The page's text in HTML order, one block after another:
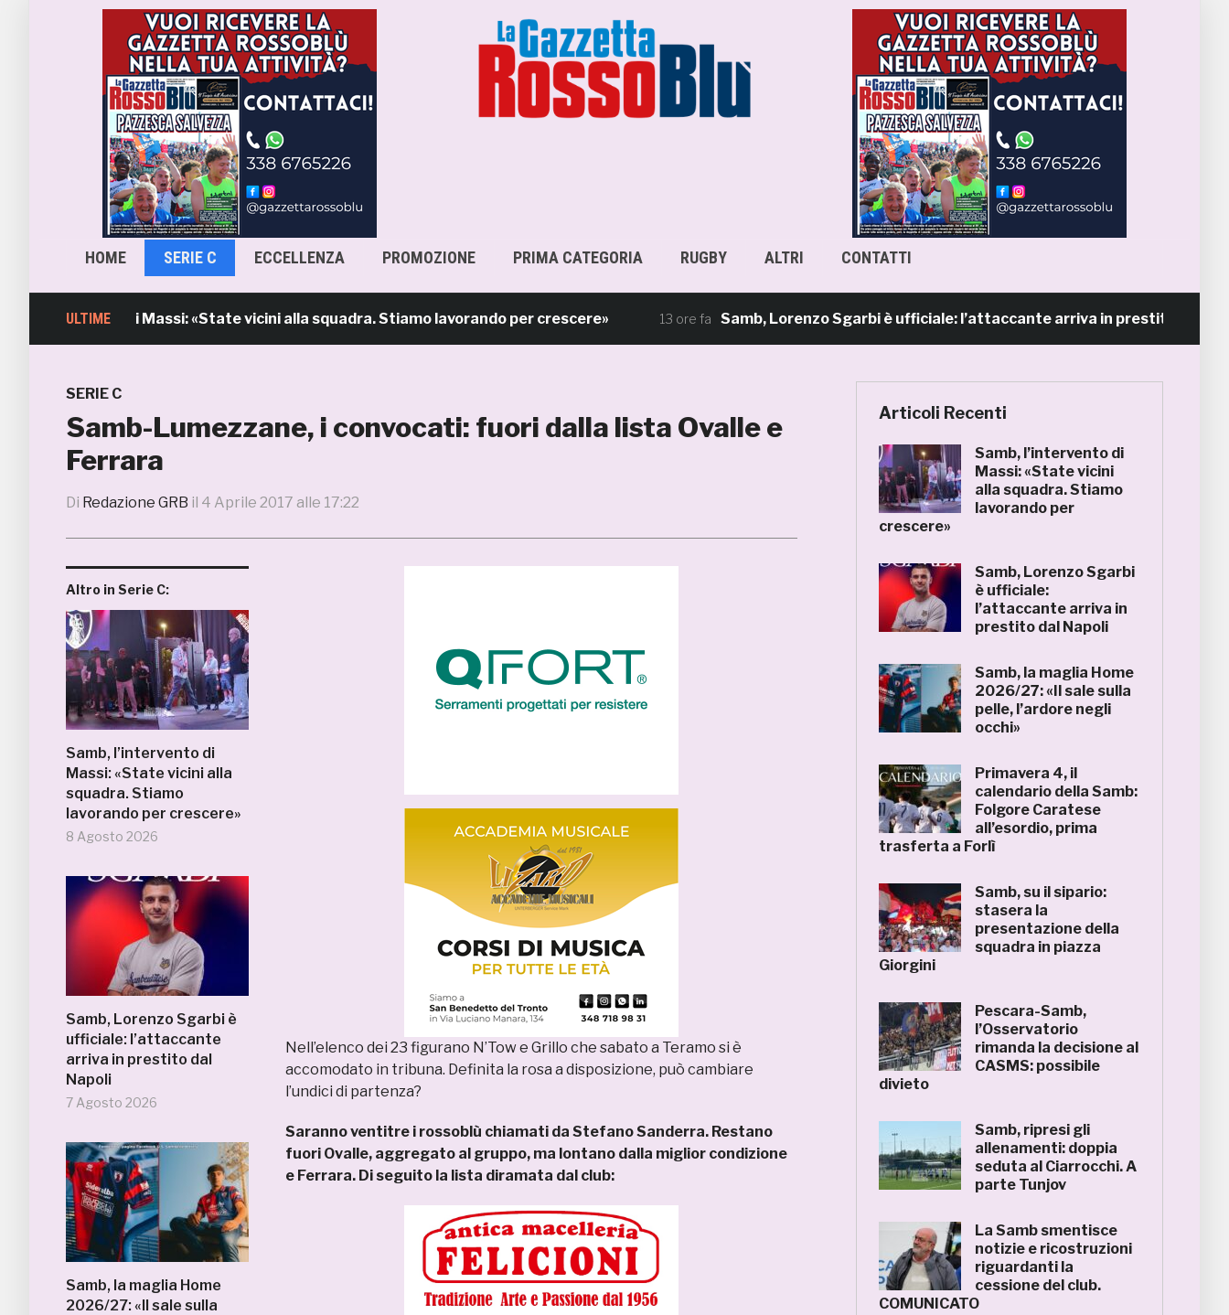
HOME SERIE C ECCELLENZA PROMOZIONE PRIMA CATEGORIA RUGBY ALTRI CONTATTI
ULTIMEdi Massi: «State vicini alla squadra. Stiamo lavorando per crescere» 13 ore fa Samb, Lorenzo Sgarbi è ufficiale: l’attaccante arriva in prestito dal Napoli
SERIE C
Samb-Lumezzane, i convocati: fuori dalla lista Ovalle e
Ferrara
Di Redazione GRB il 4 Aprile 2017 alle 17:22
Altro in Serie C:
Samb, l’intervento di
Massi: «State vicini alla
squadra. Stiamo
lavorando per crescere»
8 Agosto 2026
Samb, Lorenzo Sgarbi è
ufficiale: l’attaccante
arriva in prestito dal
Napoli
7 Agosto 2026
Samb, la maglia Home
2026/27: «Il sale sulla
Nell’elenco dei 23 figurano N’Tow e Grillo che sabato a Teramo si è
accomodato in tribuna. Definita la rosa a disposizione, può cambiare
l’undici di partenza?
Saranno ventitre i rossoblù chiamati da Stefano Sanderra. Restano
fuori Ovalle, aggregato al gruppo, ma lontano dalla miglior condizione
e Ferrara. Di seguito la lista diramata dal club:
Articoli Recenti
Samb, l’intervento di
Massi: «State vicini
alla squadra. Stiamo
lavorando per
crescere»
Samb, Lorenzo Sgarbi
è ufficiale:
l’attaccante arriva in
prestito dal Napoli
Samb, la maglia Home
2026/27: «Il sale sulla
pelle, l’ardore negli
occhi»
Primavera 4, il
calendario della Samb:
Folgore Caratese
all’esordio, prima
trasferta a Forlì
Samb, su il sipario:
stasera la
presentazione della
squadra in piazza
Giorgini
Pescara-Samb,
l’Osservatorio
rimanda la decisione al
CASMS: possibile
divieto
Samb, ripresi gli
allenamenti: doppia
seduta al Ciarrocchi. A
parte Tunjov
La Samb smentisce
notizie e ricostruzioni
riguardanti la
cessione del club.
COMUNICATO